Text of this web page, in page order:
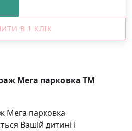
В 1 КЛІК
Мега парковка ТМ
Мега парковка
Вашій дитині і